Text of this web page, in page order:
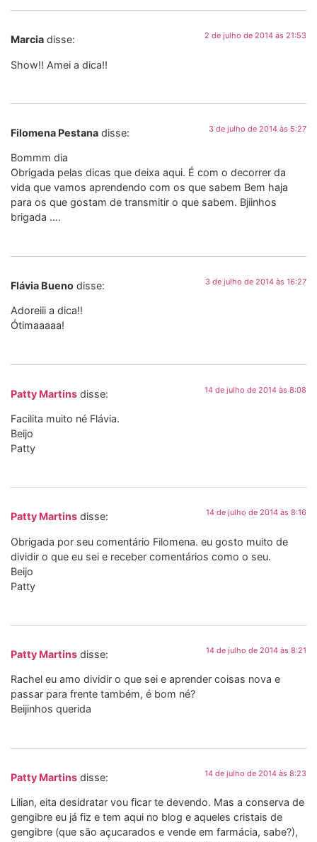
Marcia disse: 2 de julho de 2014 às 21:53
Show!! Amei a dica!!
Filomena Pestana disse: 3 de julho de 2014 às 5:27
Bommm dia
Obrigada pelas dicas que deixa aqui. É com o decorrer da
vida que vamos aprendendo com os que sabem Bem haja
para os que gostam de transmitir o que sabem. Bjiinhos
brigada ….
Flávia Bueno disse: 3 de julho de 2014 às 16:27
Adoreiii a dica!!
Ótimaaaaa!
Patty Martins disse: 14 de julho de 2014 às 8:08
Facilita muito né Flávia.
Beijo
Patty
Patty Martins disse: 14 de julho de 2014 às 8:16
Obrigada por seu comentário Filomena. eu gosto muito de
dividir o que eu sei e receber comentários como o seu.
Beijo
Patty
Patty Martins disse: 14 de julho de 2014 às 8:21
Rachel eu amo dividir o que sei e aprender coisas nova e
passar para frente também, é bom né?
Beijinhos querida
Patty Martins disse: 14 de julho de 2014 às 8:23
Lilian, eita desidratar vou ficar te devendo. Mas a conserva de
gengibre eu já fiz e tem aqui no blog e aqueles cristais de
gengibre (que são açucarados e vende em farmácia, sabe?),